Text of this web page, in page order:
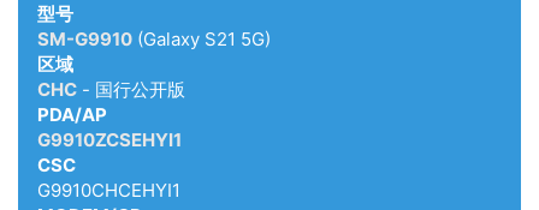
型号
SM-G9910 (Galaxy S21 5G)
区域
CHC - 国行公开版
PDA/AP
G9910ZCSEHYI1
CSC
G9910CHCEHYI1